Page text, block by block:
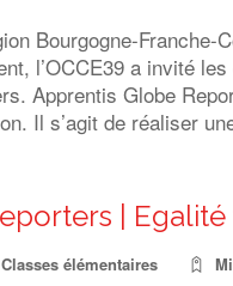
Bourgogne-Franche-
l’OCCE39 a invité
Apprentis Globe
Il s’agit de réaliser
|
Classes élémentaires